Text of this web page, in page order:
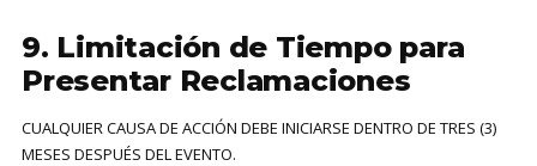
9. Limitación de Tiempo para
Presentar Reclamaciones
CUALQUIER CAUSA DE ACCIÓN DEBE INICIARSE DENTRO DE TRES (3)
MESES DESPUÉS DEL EVENTO.